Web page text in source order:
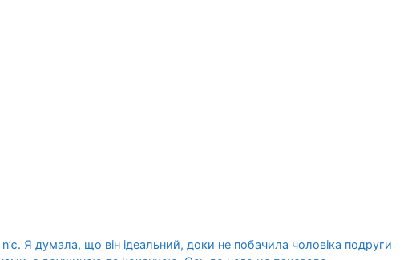
n’є. Я думала, що він ідеальний, доки не побачила чоловіка подруги